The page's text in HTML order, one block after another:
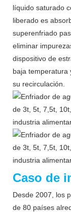
líquido saturado
liberado es
superenfriado
eliminar
dispositivo de
baja temperatura
su recirculación.
Caso de
Desde 2007, los
de 80 países